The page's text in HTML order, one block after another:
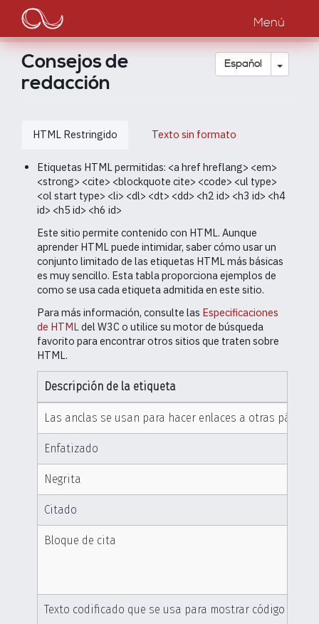
Pasar
contenido
principal
Main
navigation
Menú
Español Toggle
Consejos de
redacción
HTML Restringido Texto sin formato
Etiquetas HTML permitidas: <a href hreflang> <em>
<strong> <cite> <blockquote cite> <code> <ul type>
<ol start type> <li> <dl> <dt> <dd> <h2 id> <h3 id> <h4
id> <h5 id> <h6 id>
Este sitio permite contenido con HTML. Aunque
aprender HTML puede intimidar, saber cómo usar un
conjunto limitado de las etiquetas HTML más básicas
es muy sencillo. Esta tabla proporciona ejemplos de
como se usa cada etiqueta admitida en este sitio.
Para más información, consulte las Especificaciones
de HTMLdel W3C o utilice su motor de búsqueda
favorito para encontrar otros sitios que traten sobre
HTML.
Descripción de la etiqueta
Las anclas se usan para hacer enlaces a otras páginas.
Enfatizado
Negrita
Citado
Bloque de cita
Texto codificado que se usa para mostrar código